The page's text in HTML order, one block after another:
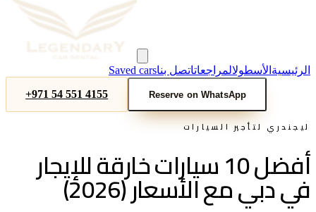
الرئيسية الأسطولالمراجعاتاتصل بناSaved cars
+971 54 551 4155
Reserve on WhatsApp
ليجندري لتأجير السيارات
أفضل 10 سيارات خارقة للإيجار
في دبي مع الأسعار (2026)